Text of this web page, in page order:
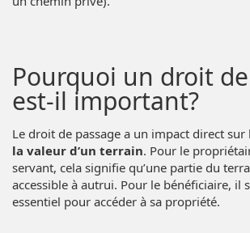
Pourquoi un droit
est-il important?
Le droit de passage a un impact direct sur
la valeur d’un terrain. Pour le
servant, cela signifie qu’une partie du
accessible à autrui. Pour le bénéficiaire, il
essentiel pour accéder à sa propriété.